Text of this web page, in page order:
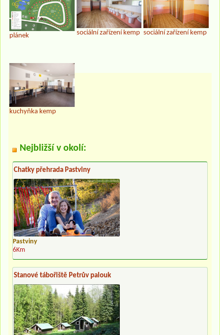
plánek sociální zařízení kemp sociální zařízení kemp
kuchyňka kemp
Nejbližší v okolí:
Chatky přehrada Pastviny
Pastviny
6Km
Stanové tábořiště Petrův palouk